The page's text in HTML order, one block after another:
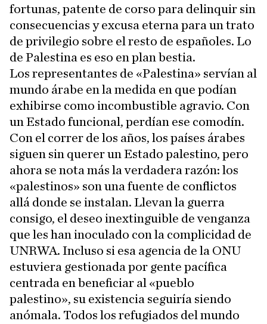
fortunas, patente de corso para delinquir sin
consecuencias y excusa eterna para un trato
de privilegio sobre el resto de españoles. Lo
de Palestina es eso en plan bestia.
Los representantes de «Palestina» servían al
mundo árabe en la medida en que podían
exhibirse como incombustible agravio. Con
un Estado funcional, perdían ese comodín.
Con el correr de los años, los países árabes
siguen sin querer un Estado palestino, pero
ahora se nota más la verdadera razón: los
«palestinos» son una fuente de conflictos
allá donde se instalan. Llevan la guerra
consigo, el deseo inextinguible de venganza
que les han inoculado con la complicidad de
UNRWA. Incluso si esa agencia de la ONU
estuviera gestionada por gente pacífica
centrada en beneficiar al «pueblo
palestino», su existencia seguiría siendo
anómala. Todos los refugiados del mundo